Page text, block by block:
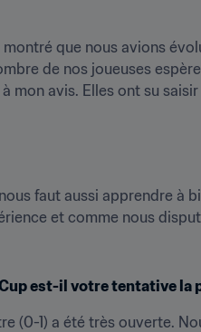
que nous avions
de nos joueuses
mon avis. Elles ont su
faut aussi apprendre à
et comme nous
est-il votre tentative la
(0-1) a été très ouverte.